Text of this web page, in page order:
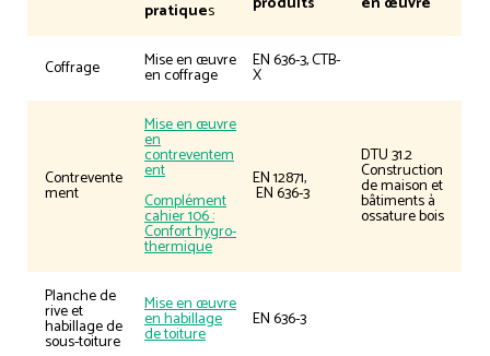
pratiques
Coffrage Mise en œuvre
en coffrage
EN 636-3, CTB-
X
Contrevente
ment
Mise en œuvre
en
contreventem
ent
Complément
cahier 106 :
Confort hygro-
thermique
EN 12871,
EN 636-3
DTU 31.2
Construction
de maison et
bâtiments à
ossature bois
Planche de
rive et
habillage de
sous-toiture
Mise en œuvre
en habillage
de toiture
EN 636-3